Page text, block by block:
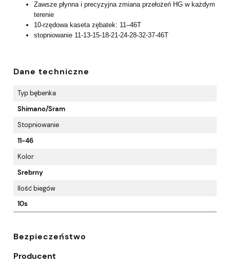
Zawsze płynna i precyzyjna zmiana przełożeń HG w każdym
terenie
10-rzędowa kaseta zębatek: 11–46T
stopniowanie 11-13-15-18-21-24-28-32-37-46T
Dane techniczne
Typ bębenka
Shimano/Sram
Stopniowanie
11-46
Kolor
Srebrny
Ilość biegów
10s
Bezpieczeństwo
Producent